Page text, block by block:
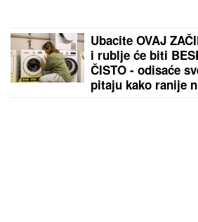
Ubacite OVAJ
i rublje će biti
ČISTO - odisaće
pitaju kako ranije